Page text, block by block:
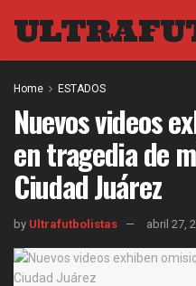
Home ESTADOS
Nuevos videos
en tragedia de
Ciudad Juárez
by Ultrafutbolistas abril 27,